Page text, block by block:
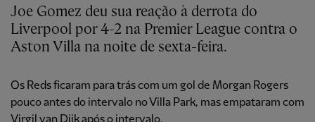
Joe Gomez deu sua reação à derrota do
Liverpool por 4-2 na Premier League contra o
Aston Villa na noite de sexta-feira.
Os Reds ficaram para trás com um gol de Morgan Rogers
pouco antes do intervalo no Villa Park, mas empataram com